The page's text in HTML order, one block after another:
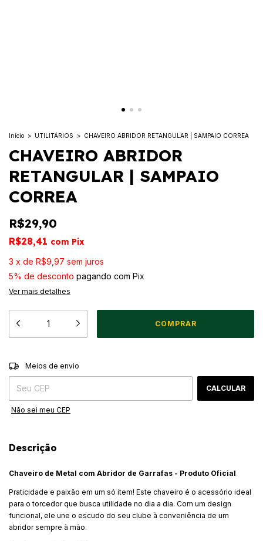
Início > UTILITÁRIOS > CHAVEIRO ABRIDOR RETANGULAR | SAMPAIO CORREA
CHAVEIRO ABRIDOR
RETANGULAR | SAMPAIO
CORREA
R$29,90
R$28,41 com Pix
3 x de R$9,97 sem juros
5% de desconto pagando com Pix
Ver mais detalhes
Entregas para o CEP:
Meios de envio
CALCULAR
Não sei meu CEP
Descrição
Chaveiro de Metal com Abridor de Garrafas - Produto Oficial
Praticidade e paixão em um só item! Este chaveiro é o acessório ideal
para o torcedor que busca utilidade no dia a dia. Com um design
funcional, ele une o escudo do seu clube à conveniência de um
abridor sempre à mão.